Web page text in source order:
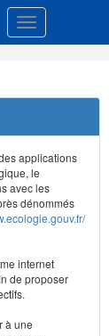
Toggle
applications
le
avec les
dénommés
internet
de proposer
à une